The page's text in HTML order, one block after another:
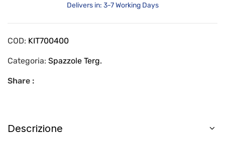
Delivers in: 3-7 Working Days
COD: KIT700400
Categoria: Spazzole Terg.
Share :
Descrizione